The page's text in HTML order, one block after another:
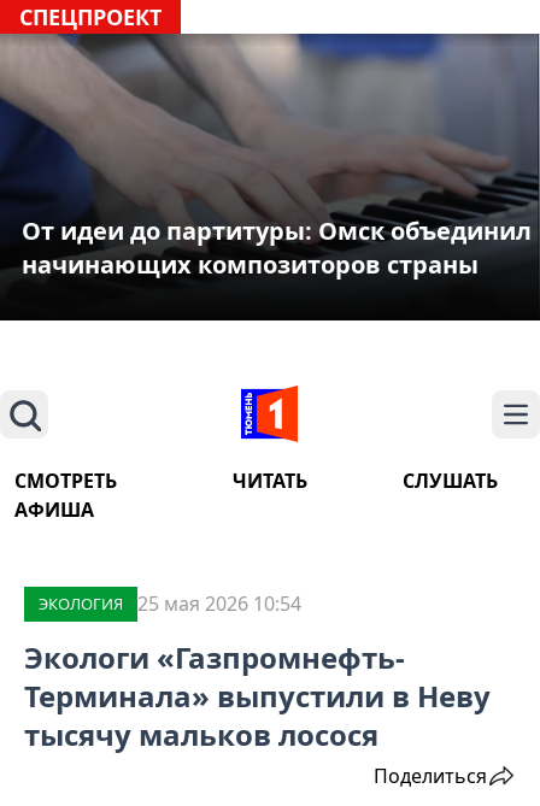
СПЕЦПРОЕКТ
От идеи до партитуры: Омск объединил
начинающих композиторов страны
Поиск
СМОТРЕТЬ ЧИТАТЬ
СЛУШАТЬ
АФИША
ЭКОЛОГИЯ 25 мая 2026 10:54
Экологи «Газпромнефть-
Терминала» выпустили в Неву
тысячу мальков лосося
Поделиться